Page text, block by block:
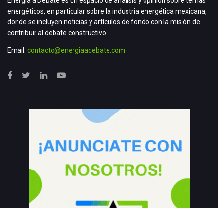
energéticos, en particular sobre la industria energética mexicana,
donde se incluyen noticias y artículos de fondo con la misión de
contribuir al debate constructivo.
Email: contacto@energiaadebate.com